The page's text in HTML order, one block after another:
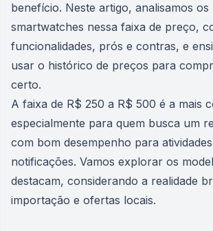
benefício. Neste artigo, analisamos os
smartwatches nessa faixa de preço,
funcionalidades, prós e contras, e
usar o histórico de preços para
certo.
A faixa de R$ 250 a R$ 500 é a mais
especialmente para quem busca um
com bom desempenho para
notificações. Vamos explorar os
destacam, considerando a realidade
importação e ofertas locais.